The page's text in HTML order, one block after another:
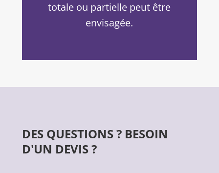
totale ou partielle peut être
envisagée.
DES QUESTIONS ? BESOIN
D'UN DEVIS ?